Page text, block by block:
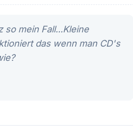
so mein Fall...Kleine
das wenn man CD's